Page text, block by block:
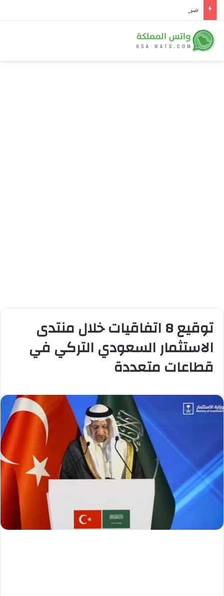
توقيع 8 اتفاقيات خلال منتدى
الاستثمار السعودي التركي في
قطاعات متعددة